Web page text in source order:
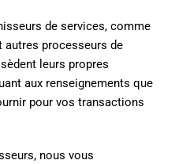
de services, comme
autres processeurs de
leurs propres
aux renseignements que
pour vos transactions
nous vous